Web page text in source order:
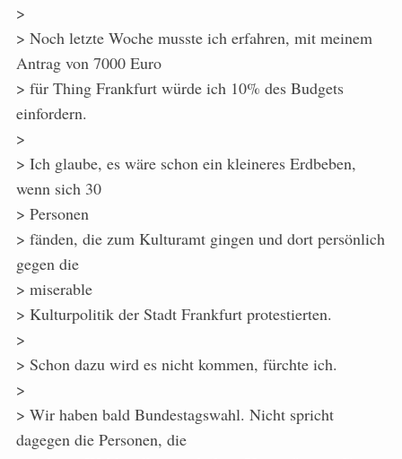
>
> Noch letzte Woche musste ich erfahren, mit meinem
Antrag von 7000 Euro
> für Thing Frankfurt würde ich 10% des Budgets
einfordern.
>
> Ich glaube, es wäre schon ein kleineres Erdbeben,
wenn sich 30
> Personen
> fänden, die zum Kulturamt gingen und dort persönlich
gegen die
> miserable
> Kulturpolitik der Stadt Frankfurt protestierten.
>
> Schon dazu wird es nicht kommen, fürchte ich.
>
> Wir haben bald Bundestagswahl. Nicht spricht
dagegen die Personen, die